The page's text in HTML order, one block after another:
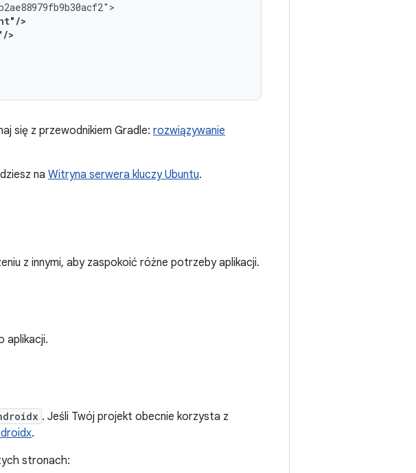
>
>
się z przewodnikiem Gradle: rozwiązywanie
na Witryna serwera kluczy Ubuntu.
z innymi, aby zaspokoić różne potrzeby aplikacji.
aplikacji.
. Jeśli Twój projekt obecnie korzysta z
.
stronach: